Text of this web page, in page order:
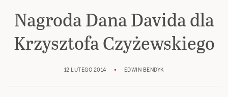
Nagroda Dana Davida dla
Krzysztofa Czyżewskiego
12 LUTEGO 2014 EDWIN BENDYK